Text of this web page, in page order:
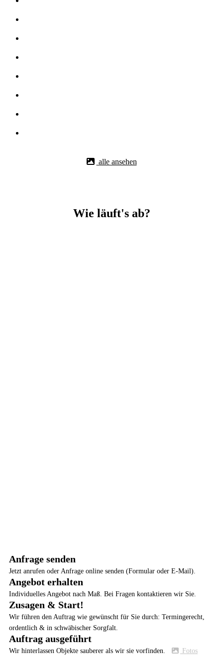
alle ansehen
Wie läuft's ab?
Anfrage senden
Jetzt anrufen oder Anfrage online senden (Formular oder E-Mail).
Angebot erhalten
Individuelles Angebot nach Maß. Bei Fragen kontaktieren wir Sie.
Zusagen & Start!
Wir führen den Auftrag wie gewünscht für Sie durch: Termingerecht,
ordentlich & in schwäbischer Sorgfalt.
Auftrag ausgeführt
Wir hinterlassen Objekte sauberer als wir sie vorfinden. Fotos